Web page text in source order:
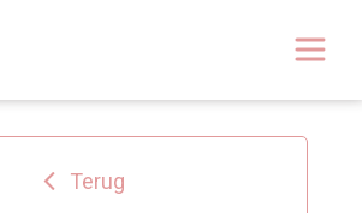
Over
Huidoplossingen
Terug